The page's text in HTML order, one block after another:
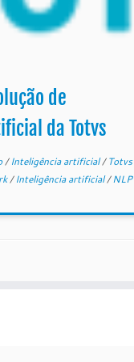
de
da Totvs
/Inteligência artificial/Totvs
/Inteligência artificial/NLP